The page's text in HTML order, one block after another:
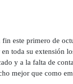
este primero de
toda su extensión
y a la falta de
mejor que como